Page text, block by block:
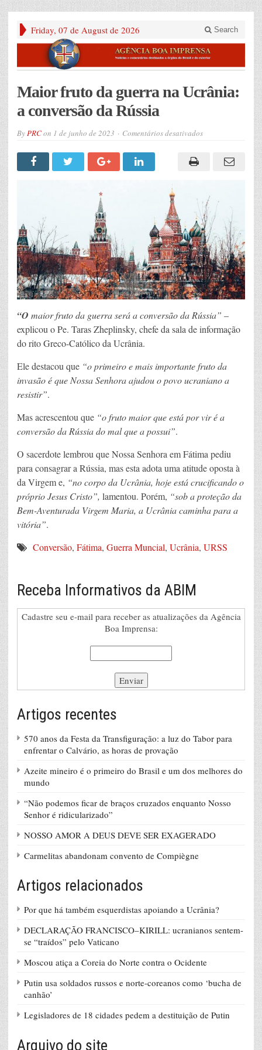
Friday, 07 de August de 2026 Search
Maior fruto da guerra na Ucrânia:
a conversão da Rússia
ByPRCon 1 de junho de 2023 Comentários desativadosem
conversão
da
Rússia
“O maior fruto da guerra será a conversão da Rússia” –
explicou o Pe. Taras Zheplinsky, chefe da sala de informação
do rito Greco-Católico da Ucrânia.
Ele destacou que “o primeiro e mais importante fruto da
invasão é que Nossa Senhora ajudou o povo ucraniano a
resistir”.
Mas acrescentou que “o fruto maior que está por vir é a
conversão da Rússia do mal que a possui”.
O sacerdote lembrou que Nossa Senhora em Fátima pediu
para consagrar a Rússia, mas esta adota uma atitude oposta à
da Virgem e, “no corpo da Ucrânia, hoje está crucificando o
próprio Jesus Cristo”, lamentou. Porém, “sob a proteção da
Bem-Aventurada Virgem Maria, a Ucrânia caminha para a
vitória”.
Conversão, Fátima, Guerra Muncial, Ucrânia, URSS
Receba Informativos da ABIM
Cadastre seu e-mail para receber as atualizações da Agência
Boa Imprensa:
Artigos recentes
570 anos da Festa da Transfiguração: a luz do Tabor para
enfrentar o Calvário, as horas de provação
Azeite mineiro é o primeiro do Brasil e um dos melhores do
mundo
“Não podemos ficar de braços cruzados enquanto Nosso
Senhor é ridicularizado”
NOSSO AMOR A DEUS DEVE SER EXAGERADO
Carmelitas abandonam convento de Compiègne
Artigos relacionados
Por que há também esquerdistas apoiando a Ucrânia?
DECLARAÇÃO FRANCISCO–KIRILL: ucranianos sentem-
se “traídos” pelo Vaticano
Moscou atiça a Coreia do Norte contra o Ocidente
Putin usa soldados russos e norte-coreanos como ‘bucha de
canhão’
Legisladores de 18 cidades pedem a destituição de Putin
Arquivo do site